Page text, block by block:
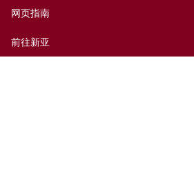
网页指南
前往新亚